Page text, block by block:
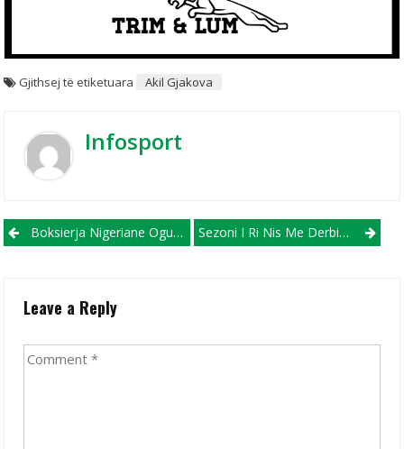
Gjithsej të etiketuara Akil Gjakova
Infosport
Post navigation
Boksierja Nigeriane Ogunsemilore, Suspendohet Nga Lojërat Olimpike, “Paris 2024” Sezoni I Ri Nis Me Derbin Shqiptarë Të Pollogut, Kampionët E Struga Trim Lum Mirëpresin Tikveshin
Leave a Reply